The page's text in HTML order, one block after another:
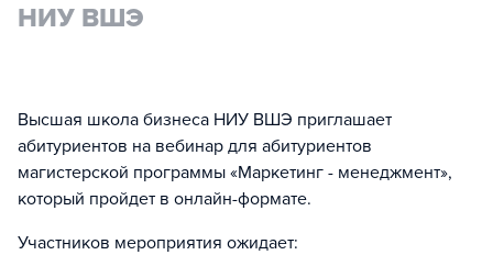
НИУ ВШЭ
Высшая школа бизнеса НИУ ВШЭ приглашает
абитуриентов на вебинар для абитуриентов
магистерской программы «Маркетинг - менеджмент»,
который пройдет в онлайн-формате.
Участников мероприятия ожидает: